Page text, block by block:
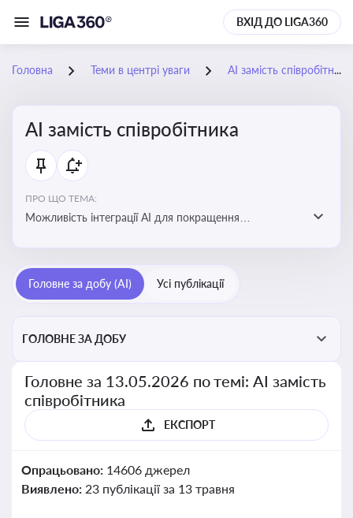
ВХІД ДО LIGA360
Головна Теми в центрі уваги АІ замість співробітника
АІ замість співробітника
ПРО ЩО ТЕМА:
Можливість інтеграції АІ для покращення
Головне за добу (AI) Усі публікації
ГОЛОВНЕ ЗА ДОБУ
Головне за 13.05.2026 по темі: АІ замість
співробітника
ЕКСПОРТ
Опрацьовано: 14606 джерел
Виявлено: 23 публікації за 13 травня